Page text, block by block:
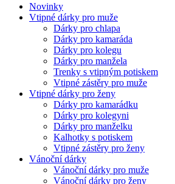
Novinky
Vtipné dárky pro muže
Dárky pro chlapa
Dárky pro kamaráda
Dárky pro kolegu
Dárky pro manžela
Trenky s vtipným potiskem
Vtipné zástěry pro muže
Vtipné dárky pro ženy
Dárky pro kamarádku
Dárky pro kolegyni
Dárky pro manželku
Kalhotky s potiskem
Vtipné zástěry pro ženy
Vánoční dárky
Vánoční dárky pro muže
Vánoční dárky pro ženy